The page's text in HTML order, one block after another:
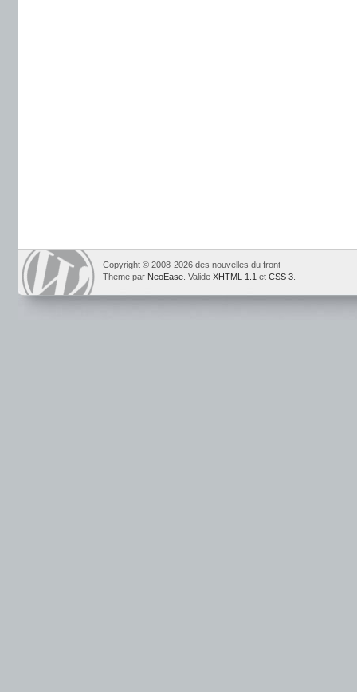
Copyright © 2008-2026 des nouvelles du front
Theme par NeoEase . Valide XHTML 1.1 et CSS 3